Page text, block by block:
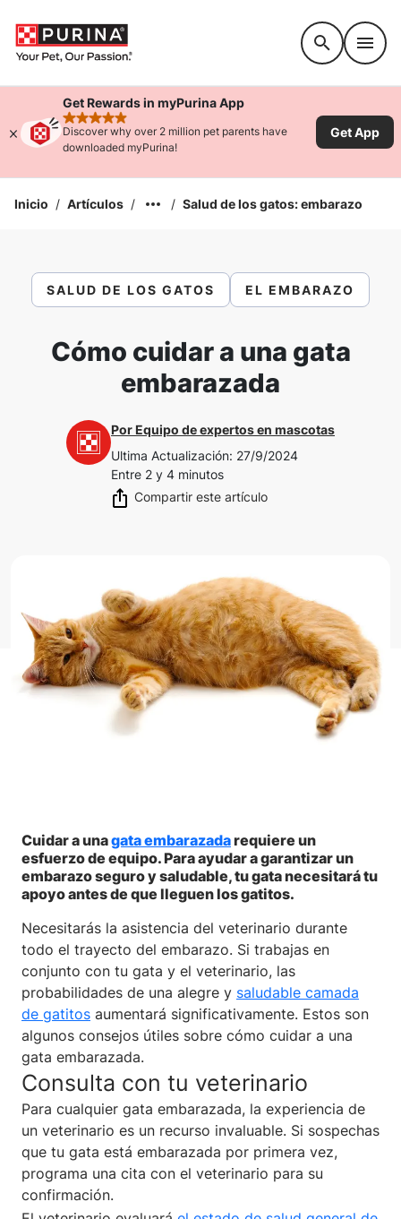
Get Rewards in myPurina App
rated 4.9 stars
Discover why over 2 million pet parents have
downloaded myPurina!
Get App
Inicio / Artículos / / Salud de los gatos: embarazo
SALUD DE LOS GATOS EL EMBARAZO
Cómo cuidar a una gata
embarazada
PorEquipo de expertos en mascotas
Ultima Actualización: 27/9/2024
Entre 2 y 4 minutos
Compartir este artículo
Cuidar a unagata embarazadarequiere un
esfuerzo de equipo. Para ayudar a garantizar un
embarazo seguro y saludable, tu gata necesitará tu
apoyo antes de que lleguen los gatitos.
Necesitarás la asistencia del veterinario durante
todo el trayecto del embarazo. Si trabajas en
conjunto con tu gata y el veterinario, las
probabilidades de una alegre y saludable camada
de gatitos aumentará significativamente. Estos son
algunos consejos útiles sobre cómo cuidar a una
gata embarazada.
Consulta con tu veterinario
Para cualquier gata embarazada, la experiencia de
un veterinario es un recurso invaluable. Si sospechas
que tu gata está embarazada por primera vez,
programa una cita con el veterinario para su
confirmación.